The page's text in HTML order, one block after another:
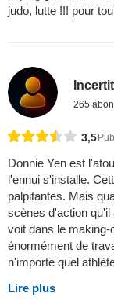
judo, lutte !!! pour
265
3,5
Donnie Yen est
l'ennui s'installe.
palpitantes. Mais
scènes d'action
voit dans le
énormément de
n'importe quel
Lire plus